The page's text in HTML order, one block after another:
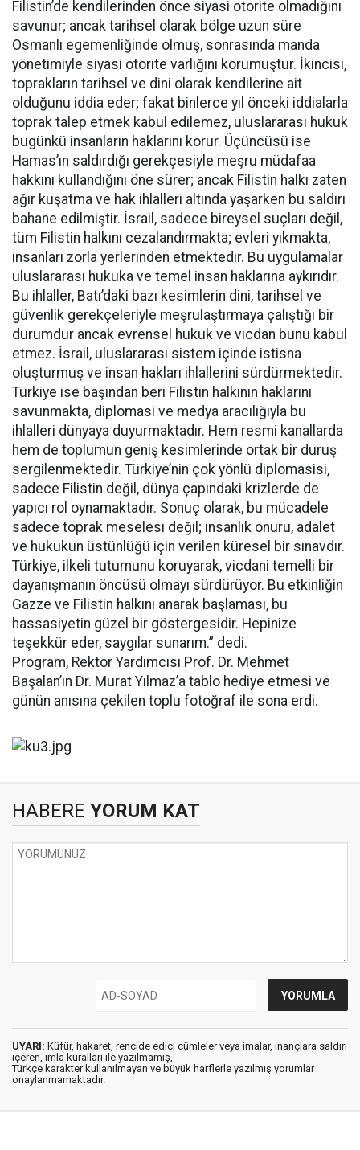
Filistin’de kendilerinden önce siyasi otorite olmadığını
savunur; ancak tarihsel olarak bölge uzun süre
Osmanlı egemenliğinde olmuş, sonrasında manda
yönetimiyle siyasi otorite varlığını korumuştur. İkincisi,
toprakların tarihsel ve dini olarak kendilerine ait
olduğunu iddia eder; fakat binlerce yıl önceki iddialarla
toprak talep etmek kabul edilemez, uluslararası hukuk
bugünkü insanların haklarını korur. Üçüncüsü ise
Hamas’ın saldırdığı gerekçesiyle meşru müdafaa
hakkını kullandığını öne sürer; ancak Filistin halkı zaten
ağır kuşatma ve hak ihlalleri altında yaşarken bu saldırı
bahane edilmiştir. İsrail, sadece bireysel suçları değil,
tüm Filistin halkını cezalandırmakta; evleri yıkmakta,
insanları zorla yerlerinden etmektedir. Bu uygulamalar
uluslararası hukuka ve temel insan haklarına aykırıdır.
Bu ihlaller, Batı’daki bazı kesimlerin dini, tarihsel ve
güvenlik gerekçeleriyle meşrulaştırmaya çalıştığı bir
durumdur ancak evrensel hukuk ve vicdan bunu kabul
etmez. İsrail, uluslararası sistem içinde istisna
oluşturmuş ve insan hakları ihlallerini sürdürmektedir.
Türkiye ise başından beri Filistin halkının haklarını
savunmakta, diplomasi ve medya aracılığıyla bu
ihlalleri dünyaya duyurmaktadır. Hem resmi kanallarda
hem de toplumun geniş kesimlerinde ortak bir duruş
sergilenmektedir. Türkiye’nin çok yönlü diplomasisi,
sadece Filistin değil, dünya çapındaki krizlerde de
yapıcı rol oynamaktadır. Sonuç olarak, bu mücadele
sadece toprak meselesi değil; insanlık onuru, adalet
ve hukukun üstünlüğü için verilen küresel bir sınavdır.
Türkiye, ilkeli tutumunu koruyarak, vicdani temelli bir
dayanışmanın öncüsü olmayı sürdürüyor. Bu etkinliğin
Gazze ve Filistin halkını anarak başlaması, bu
hassasiyetin güzel bir göstergesidir. Hepinize
teşekkür eder, saygılar sunarım.” dedi.
Program, Rektör Yardımcısı Prof. Dr. Mehmet
Başalan’ın Dr. Murat Yılmaz’a tablo hediye etmesi ve
günün anısına çekilen toplu fotoğraf ile sona erdi.
HABERE YORUM KAT
UYARI: Küfür, hakaret, rencide edici cümleler veya imalar, inançlara saldırı
içeren, imla kuralları ile yazılmamış,
Türkçe karakter kullanılmayan ve büyük harflerle yazılmış yorumlar
onaylanmamaktadır.